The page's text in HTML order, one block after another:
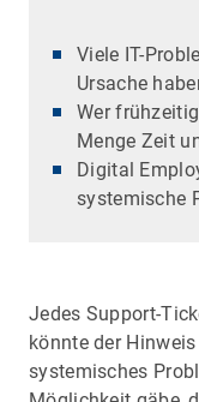
Viele IT-
Ursache
Wer
Menge Zeit
Digital
systemische
Jedes Support-
könnte der
systemisches